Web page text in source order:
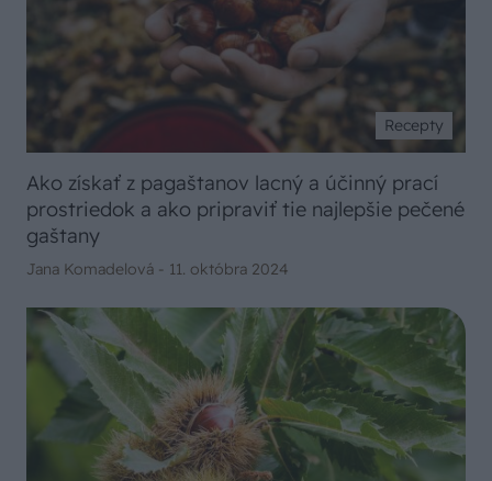
Recepty
Ako získať z pagaštanov lacný a účinný prací
prostriedok a ako pripraviť tie najlepšie pečené
gaštany
Jana Komadelová - 11. októbra 2024